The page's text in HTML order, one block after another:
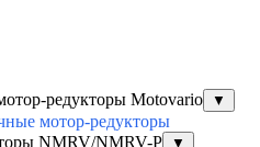
редукторы Motovario
▼
мотор-редукторы
NMRV/NMRV-P
▼